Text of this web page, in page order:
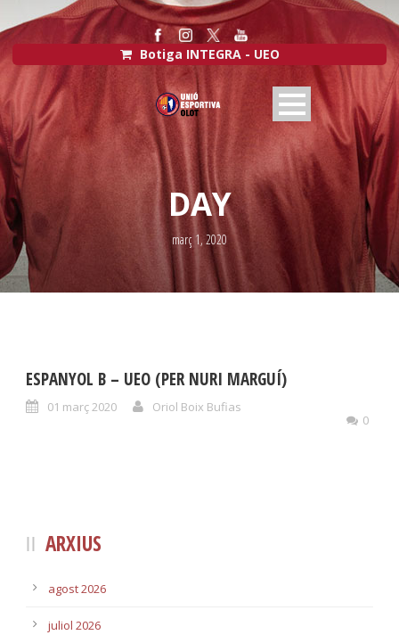
Botiga INTEGRA - UEO
DAY
març 1, 2020
ESPANYOL B – UEO (PER NURI MARGUÍ)
01 març 2020
Oriol Boix Bufias
0
ARXIUS
agost 2026
juliol 2026